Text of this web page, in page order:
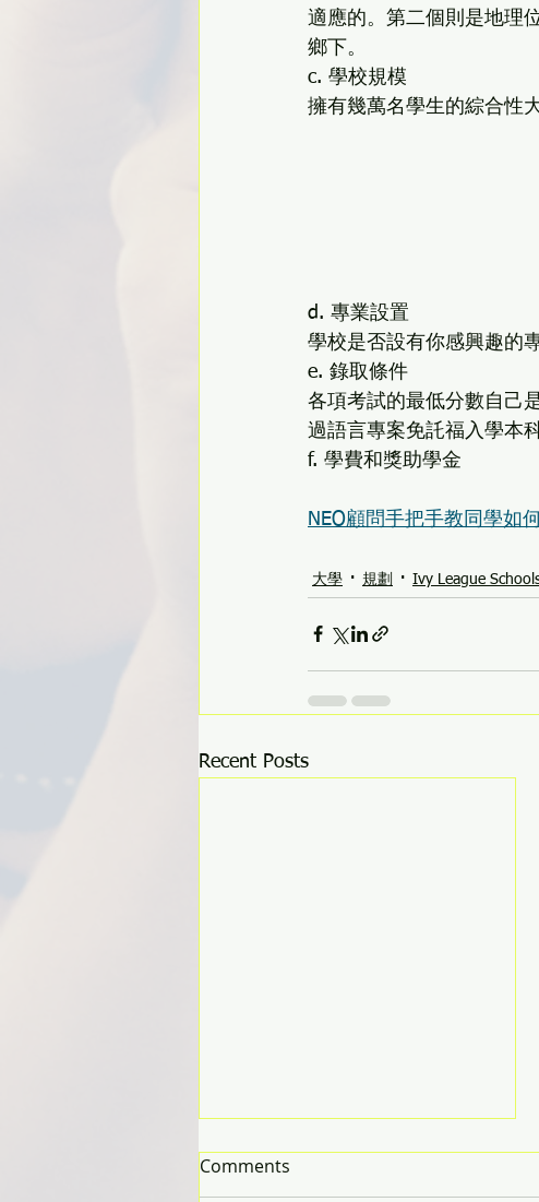
適應的。第二個則是地理
鄉下。
c. 學校規模
擁有幾萬名學生的綜合性
d. 專業設置
學校是否設有你感興趣的
e. 錄取條件
各項考試的最低分數自己
過語言專案免託福入學本科
f. 學費和獎助學金
NEO顧問手把手教同學如
大學 規劃 Ivy League
Recent Posts
Comments